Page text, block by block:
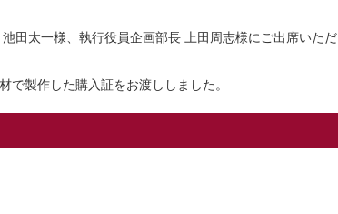
田太一様、執行役員企画部長 上田周志様にご出席いただ
で製作した購入証をお渡ししました。